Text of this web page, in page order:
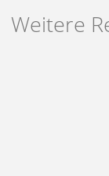
Weitere